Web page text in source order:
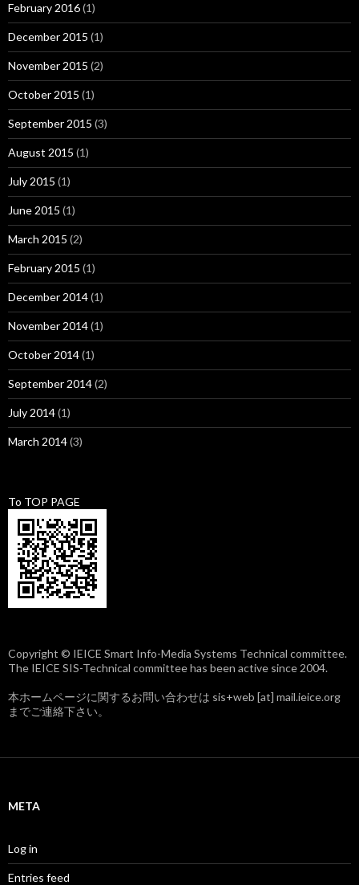
February 2016(1)
December 2015 (1)
November 2015 (2)
October 2015 (1)
September 2015 (3)
August 2015 (1)
July 2015 (1)
June 2015 (1)
March 2015 (2)
February 2015 (1)
December 2014(1)
November 2014(1)
October 2014(1)
September 2014(2)
July 2014(1)
March 2014(3)
To TOP PAGE
Copyright © IEICE Smart Info-Media Systems Technical committee.
The IEICE SIS-Technical committee has been active since 2004.
本ホームページに関するお問い合わせは sis+web [at] mail.ieice.org
までご連絡下さい。
META
Log in
Entries feed